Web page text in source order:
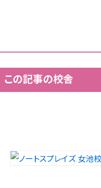
この記事の校舎